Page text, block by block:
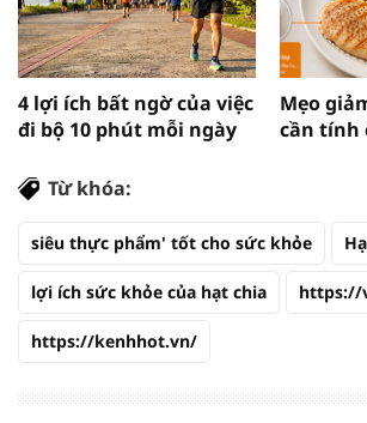
4 lợi ích bất ngờ của việc
đi bộ 10 phút mỗi ngày
Mẹo
cần tính
Từ khóa:
siêu thực phẩm' tốt cho sức khỏe
lợi ích sức khỏe của hạt chia https://
https://kenhhot.vn/